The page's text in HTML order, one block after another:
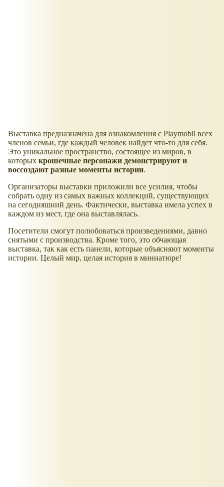
Выставка предназначена для ознакомления с Playmobil всех
членов семьи, где каждый человек найдет что-то для себя.
Это уникальное пространство, состоящее из миров, в
которых крошечные персонажи демонстрируют и
воссоздают разные моменты истории.
Организаторы выставки приложили все усилия, чтобы
собрать одну из самых важных коллекций, существующих
на сегодняшний день. Фактически, выставка имела успех в
каждом из мест, где она выставлялась.
Посетители смогут полюбоваться произведениями, давно
снятыми с производства. Кроме того, это обчающая
выставка, так как есть панели, которые объясняют моменты
истории. Целый мир, целая история в миниатюре!